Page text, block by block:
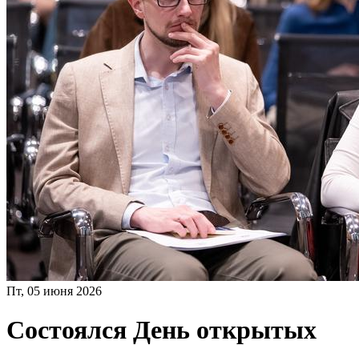
Пт, 05 июня 2026
Состоялся День открытых